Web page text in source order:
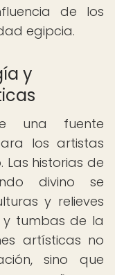
de los
egipcia.
y
una fuente
los artistas
Las historias de
divino se
y relieves
tumbas de la
artísticas no
sino que